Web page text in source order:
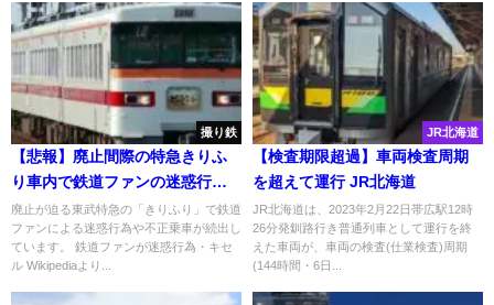
撮り鉄
【悲報】廃止間際の特急きりふ
り車内で鉄道ファンの迷惑行為
が続出 無人駅で特別改札実施で
キセル大量摘発も
廃止が迫る東武特急の「きりふり」で鉄道
ファンによる迷惑行為や不正乗車が続出し
ています。 鉄道ファンが迷惑行為・キセ
ル Wikipediaより...
JR北海道
【検査期限超過】車両検査周期
を超えて運行 JR北海道
JR北海道は、2023年2月22日帯広駅12時
26分発釧路行き普通列車として運行を終
えた車両が、車両の検査(仕業検査)周期
(144時間・6日...